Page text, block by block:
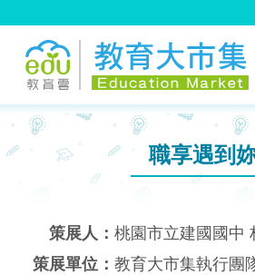
::: 職享遇到
策展人： 桃園市立建國國中
策展單位： 教育大市集執行團